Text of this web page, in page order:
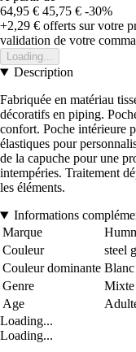
64,95 € 45,75 € -30%
+2,29 € offerts sur votre
validation de votre
Loading...
Description
Fabriquée en matériau
décoratifs en piping.
confort. Poche intérieure
élastiques pour
de la capuche pour une
intempéries. Traitement
les éléments.
Informations
Marque
Couleur
steel
Couleur dominante Blanc
Genre
Mixte
Age
Loading...
Loading...